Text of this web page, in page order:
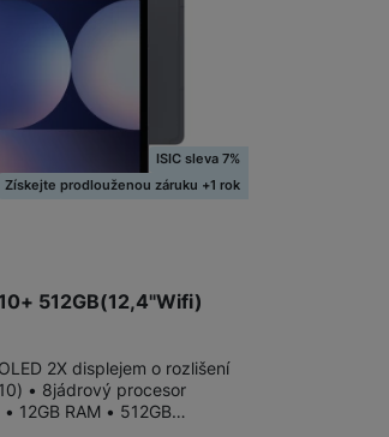
jak
512GB(12,4"Wifi)
ISIC sleva 7%
Získejte prodlouženou záruku +1 rok
2X displejem o rozlišení
• 8jádrový procesor
12GB RAM • 512GB…